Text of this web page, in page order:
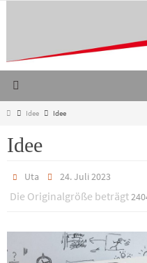
StartIdee Idee
Idee
Uta 24. Juli 2023
Die Originalgröße beträgt